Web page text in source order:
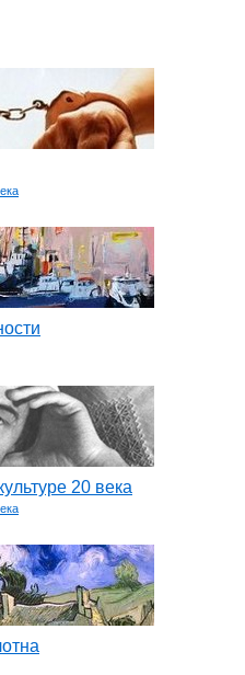
20 века